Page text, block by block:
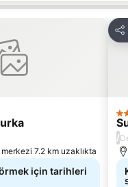
7.2 km uzaklıkta
için tarihleri
3
/